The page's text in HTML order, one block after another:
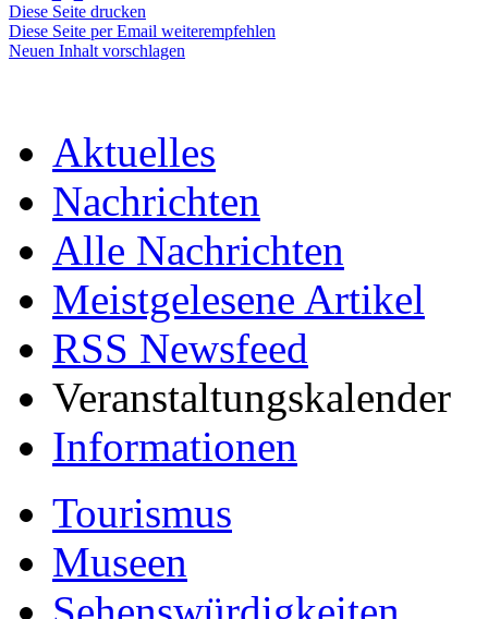
Diese Seite drucken
Diese Seite per Email weiterempfehlen
Neuen Inhalt vorschlagen
Aktuelles
Nachrichten
Alle Nachrichten
Meistgelesene Artikel
RSS Newsfeed
Veranstaltungskalender
Informationen
Tourismus
Museen